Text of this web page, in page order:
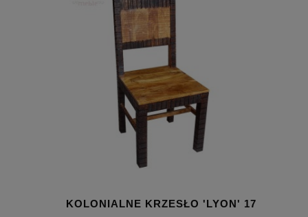
KOLONIALNE KRZESŁO 'LYON' 17